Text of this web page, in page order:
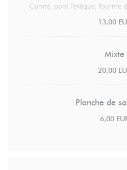
Comté, pont l'évêque, fourme
13,00
Mixte
20,00
Planche de
6,00